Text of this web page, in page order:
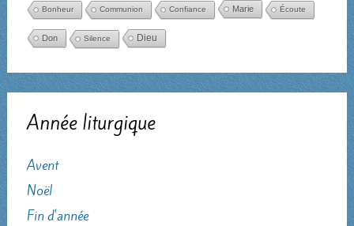
Bonheur Communion Confiance Marie Écoute
Don Silence Dieu
Année liturgique
Avent
Noël
Fin d'année